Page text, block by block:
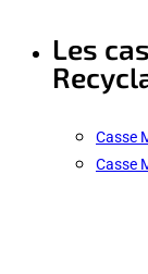
Les
Casse
Casse